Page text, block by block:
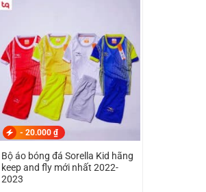
- 20.000 ₫
Bộ áo bóng đá Sorella Kid hãng
keep and fly mới nhất 2022-
2023